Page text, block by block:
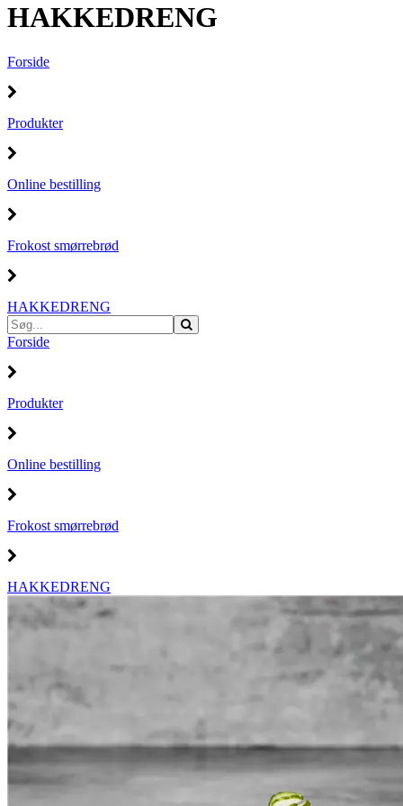
HAKKEDRENG
Forside
Produkter
Online bestilling
Frokost smørrebrød
HAKKEDRENG
Forside
Produkter
Online bestilling
Frokost smørrebrød
HAKKEDRENG